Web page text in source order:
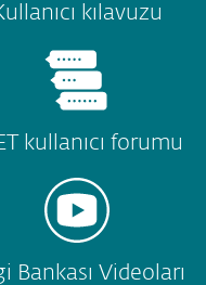
kılavuzu
kullanıcı forumu
Bankası Videoları